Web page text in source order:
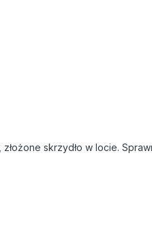
skrzydło w locie.